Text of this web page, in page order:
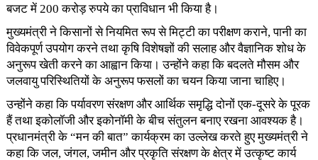
बजट में 200 करोड़ रुपये का प्राविधान भी किया है।
मुख्यमंत्री ने किसानों से नियमित रूप से मिट्टी का परीक्षण कराने, पानी का
विवेकपूर्ण उपयोग करने तथा कृषि विशेषज्ञों की सलाह और वैज्ञानिक शोध के
अनुरूप खेती करने का आह्वान किया। उन्होंने कहा कि बदलते मौसम और
जलवायु परिस्थितियों के अनुरूप फसलों का चयन किया जाना चाहिए।
उन्होंने कहा कि पर्यावरण संरक्षण और आर्थिक समृद्धि दोनों एक-दूसरे के पूरक
हैं तथा इकोलॉजी और इकोनॉमी के बीच संतुलन बनाए रखना आवश्यक है।
प्रधानमंत्री के “मन की बात” कार्यक्रम का उल्लेख करते हुए मुख्यमंत्री ने
कहा कि जल, जंगल, जमीन और प्रकृति संरक्षण के क्षेत्र में उत्कृष्ट कार्य